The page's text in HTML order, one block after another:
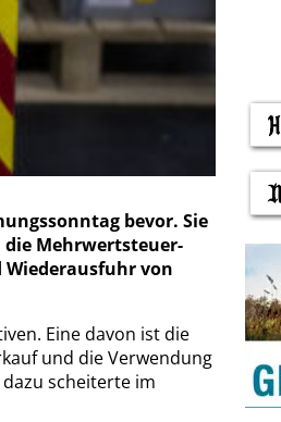
bevor. Sie
Mehrwertsteuer-
von
Eine davon ist die
und die Verwendung
scheiterte im